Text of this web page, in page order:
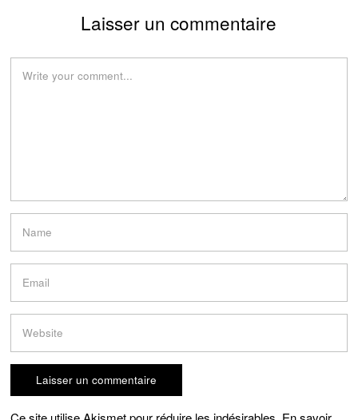
Laisser un commentaire